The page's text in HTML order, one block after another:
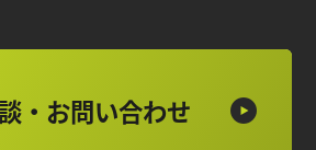
・お問い合わせ